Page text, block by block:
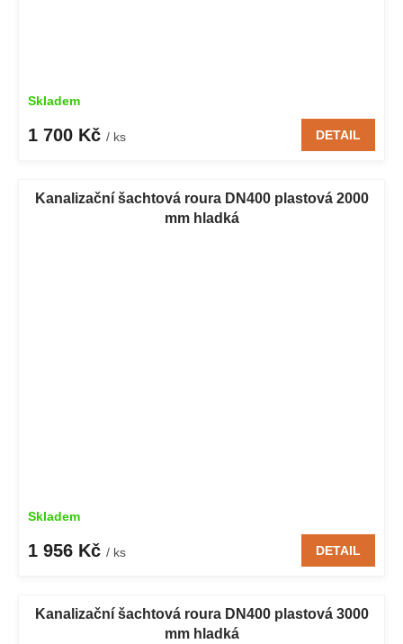
Skladem
1 700 Kč / ks DETAIL
Kanalizační šachtová roura DN400 plastová 2000
mm hladká
Skladem
1 956 Kč / ks DETAIL
Kanalizační šachtová roura DN400 plastová 3000
mm hladká